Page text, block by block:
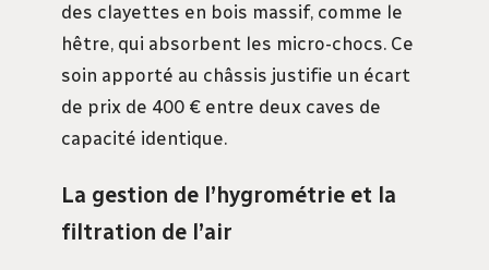
des clayettes en bois massif, comme le
hêtre, qui absorbent les micro-chocs. Ce
soin apporté au châssis justifie un écart
de prix de 400 € entre deux caves de
capacité identique.
La gestion de l’hygrométrie et la
filtration de l’air